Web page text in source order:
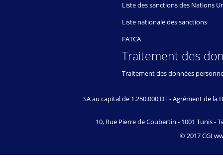
Liste des sanctions des Nations
Liste nationale des sanctions
FATCA
Traitement des
Traitement des données
SA au capital de 1.250.000 DT - Agrément de la
10, Rue Pierre de Coubertin - 1001 Tunis -
© 2017 CGI